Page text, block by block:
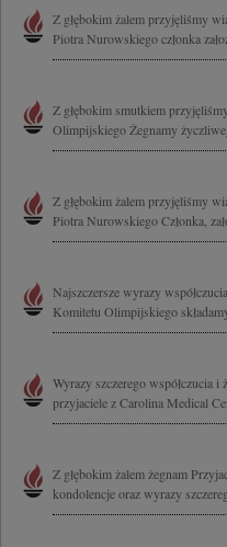
Z głębokim żalem przyjęliśmy
Piotra Nurowskiego członka
Z głębokim smutkiem
Olimpijskiego Żegnamy
Z głębokim żalem przyjęliśmy
Piotra Nurowskiego Członka,
Najszczersze wyrazy
Komitetu Olimpijskiego
Wyrazy szczerego współczucia
przyjaciele z Carolina Medical
Z głębokim żalem żegnam
kondolencje oraz wyrazy